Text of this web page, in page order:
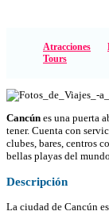
Atracciones
Tours
Cancún es una puerta
tener. Cuenta con
clubes, bares, centros
bellas playas del mundo.
Descripción
La ciudad de Cancún